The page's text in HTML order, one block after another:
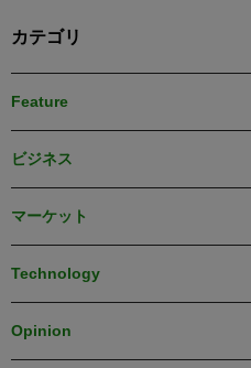
カテゴリ
Feature
ビジネス
マーケット
Technology
Opinion